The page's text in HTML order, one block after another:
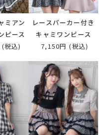
ミアン
ピース
(税込)
レースパーカー付き
キャミワンピース
7,150円 (税込)